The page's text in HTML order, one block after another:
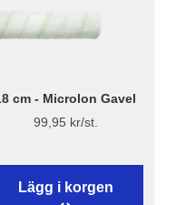
cm - Microlon Gavel
99,95 kr/st.
Lägg i korgen